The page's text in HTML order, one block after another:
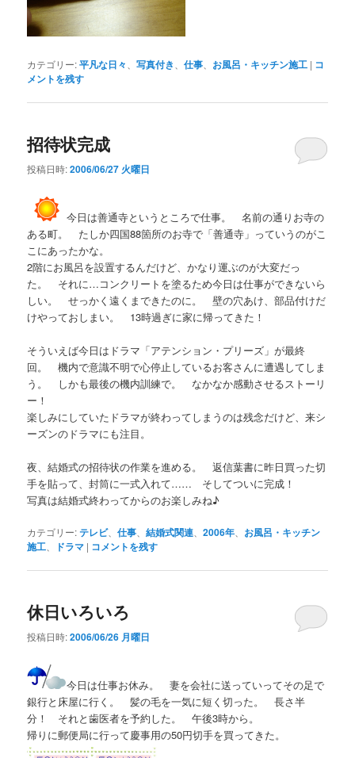
カテゴリー:平凡な日々 、写真付き 、仕事 お風呂・キッチン施工 | コ
メントを残す
招待状完成
投稿日時:2006/06/27 火曜日
今日は善通寺というところで仕事。 名前の通りお寺の
ある町。 たしか四国88箇所のお寺で「善通寺」っていうのがこ
こにあったかな。
2階にお風呂を設置するんだけど、かなり運ぶのが大変だっ
た。 それに…コンクリートを塗るため今日は仕事ができないら
しい。 せっかく遠くまできたのに。 壁の穴あけ、部品付けだ
けやっておしまい。 13時過ぎに家に帰ってきた！
そういえば今日はドラマ「アテンション・プリーズ」が最終
回。 機内で意識不明で心停止しているお客さんに遭遇してしま
う。 しかも最後の機内訓練で。 なかなか感動させるストーリ
ー！
楽しみにしていたドラマが終わってしまうのは残念だけど、来シ
ーズンのドラマにも注目。
夜、結婚式の招待状の作業を進める。 返信葉書に昨日買った切
手を貼って、封筒に一式入れて…… そしてついに完成！
写真は結婚式終わってからのお楽しみね♪
カテゴリー:テレビ、仕事 、結婚式関連 、2006年
お風呂・キッチン
施工
ドラマ | コメントを残す
休日いろいろ
投稿日時:2006/06/26 月曜日
今日は仕事お休み。 妻を会社に送っていってその足で
銀行と床屋に行く。 髪の毛を一気に短く切った。 長さ半
分！ それと歯医者を予約した。 午後3時から。
帰りに郵便局に行って慶事用の50円切手を買ってきた。